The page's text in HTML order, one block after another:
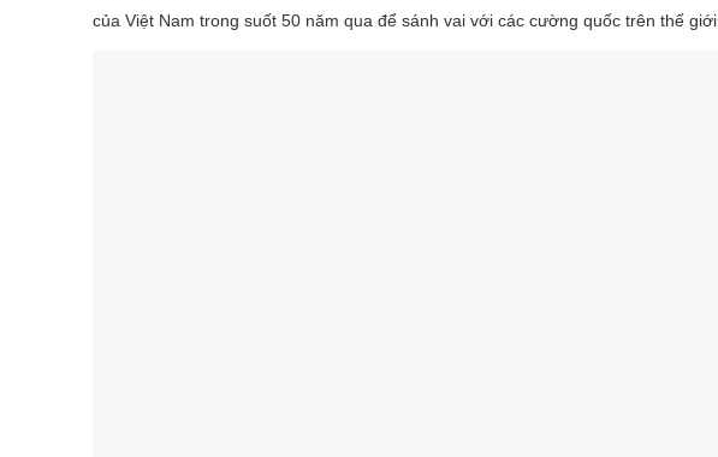
của Việt Nam trong suốt 50 năm qua để sánh vai với các cường quốc trên thế giới.